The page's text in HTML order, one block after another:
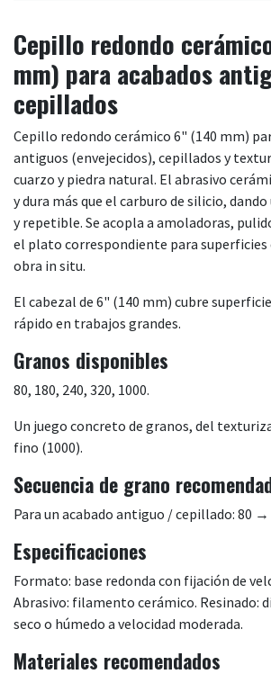
Cepillo redondo
mm) para acabados
cepillados
Cepillo redondo cerámico 6" (140 mm)
antiguos (envejecidos), cepillados y
cuarzo y piedra natural. El abrasivo
y dura más que el carburo de silicio,
y repetible. Se acopla a amoladoras,
el plato correspondiente para superficies
obra in situ.
El cabezal de 6" (140 mm) cubre
rápido en trabajos grandes.
Granos disponibles
80, 180, 240, 320, 1000.
Un juego concreto de granos, del
fino (1000).
Secuencia de grano
Para un acabado antiguo / cepillado: 80
Especificaciones
Formato: base redonda con fijación de
Abrasivo: filamento cerámico. Resinado:
seco o húmedo a velocidad moderada.
Materiales recomendados